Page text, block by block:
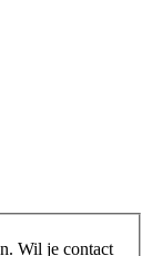
Wil je contact